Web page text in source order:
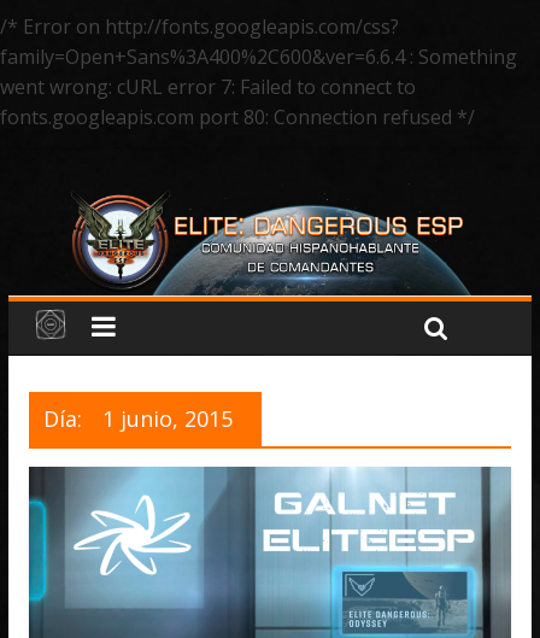
/* Error on http://fonts.googleapis.com/css?
family=Open+Sans%3A400%2C600&ver=6.6.4 : Something
went wrong: cURL error 7: Failed to connect to
fonts.googleapis.com port 80: Connection refused */
Día: 1 junio, 2015